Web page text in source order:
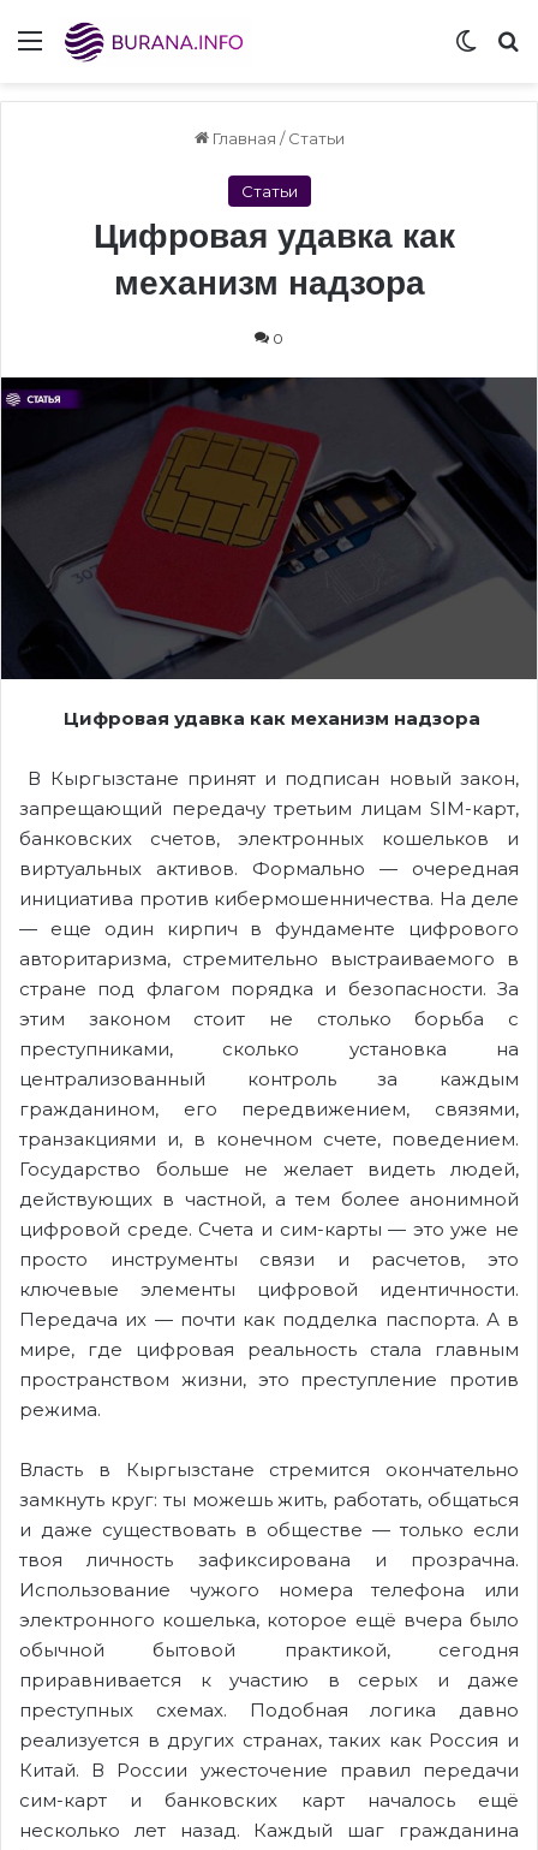
Menu
Главная / Статьи
Статьи
Цифровая удавка как
механизм надзора
0
Цифровая удавка как механизм надзора
В Кыргызстане принят и подписан новый закон,
запрещающий передачу третьим лицам SIM-карт,
банковских счетов, электронных кошельков и
виртуальных активов. Формально — очередная
инициатива против кибермошенничества. На деле
— еще один кирпич в фундаменте цифрового
авторитаризма, стремительно выстраиваемого в
стране под флагом порядка и безопасности. За
этим законом стоит не столько борьба с
преступниками, сколько установка на
централизованный контроль за каждым
гражданином, его передвижением, связями,
транзакциями и, в конечном счете, поведением.
Государство больше не желает видеть людей,
действующих в частной, а тем более анонимной
цифровой среде. Счета и сим-карты — это уже не
просто инструменты связи и расчетов, это
ключевые элементы цифровой идентичности.
Передача их — почти как подделка паспорта. А в
мире, где цифровая реальность стала главным
пространством жизни, это преступление против
режима.
Власть в Кыргызстане стремится окончательно
замкнуть круг: ты можешь жить, работать, общаться
и даже существовать в обществе — только если
твоя личность зафиксирована и прозрачна.
Использование чужого номера телефона или
электронного кошелька, которое ещё вчера было
обычной бытовой практикой, сегодня
приравнивается к участию в серых и даже
преступных схемах. Подобная логика давно
реализуется в других странах, таких как Россия и
Китай. В России ужесточение правил передачи
сим-карт и банковских карт началось ещё
несколько лет назад. Каждый шаг гражданина